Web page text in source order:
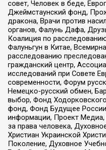
совет, Человек в беде,
Джеймстаунский фонд,
дракона, Врачи против
органов, Фалунь Дафа,
Коалиция по
Фалуньгун в Китае,
расследованию
гражданский центр,
исследований при Совете
современности, Форум
Немецко-русский обмен,
выбор, Фонд
фонд, Фонд Будущее
информации, Проект
за права человека,
Христиан Украинской
Поколение, Духовное